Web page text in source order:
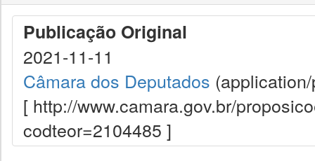
Publicação Original
2021-11-11
Câmara dos Deputados
[ http://www.camara.gov.br/
codteor=2104485 ]